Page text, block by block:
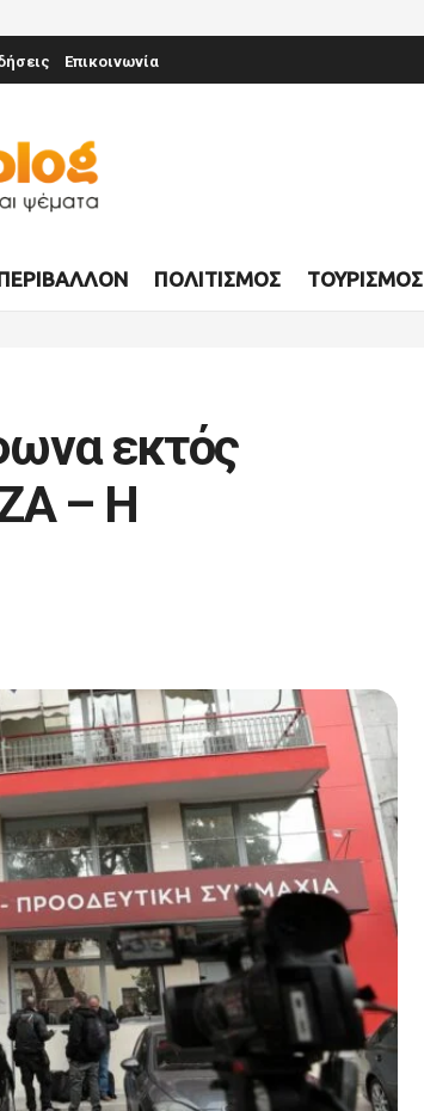
Επικοινωνία
ΠΟΛΙΤΙΣΜΌΣ ΤΟΥΡΙΣΜΌΣ
εκτός
– Η